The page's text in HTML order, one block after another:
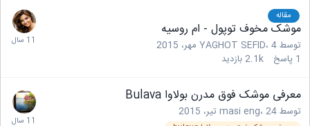
مقاله
موشک مخوف توپول - ام روسیه
توسط YAGHOT SEFID ،4 مهر، 2015
پاسخ 2.1kبازدید
معرفی موشک فوق مدرن بولاوا Bulava
توسط masi eng ،24 تیر، 2015